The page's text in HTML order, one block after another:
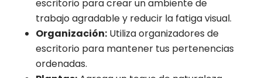
escritorio para crear un ambiente de
trabajo agradable y reducir la fatiga visual.
Organización:Utiliza organizadores de
escritorio para mantener tus pertenencias
ordenadas.